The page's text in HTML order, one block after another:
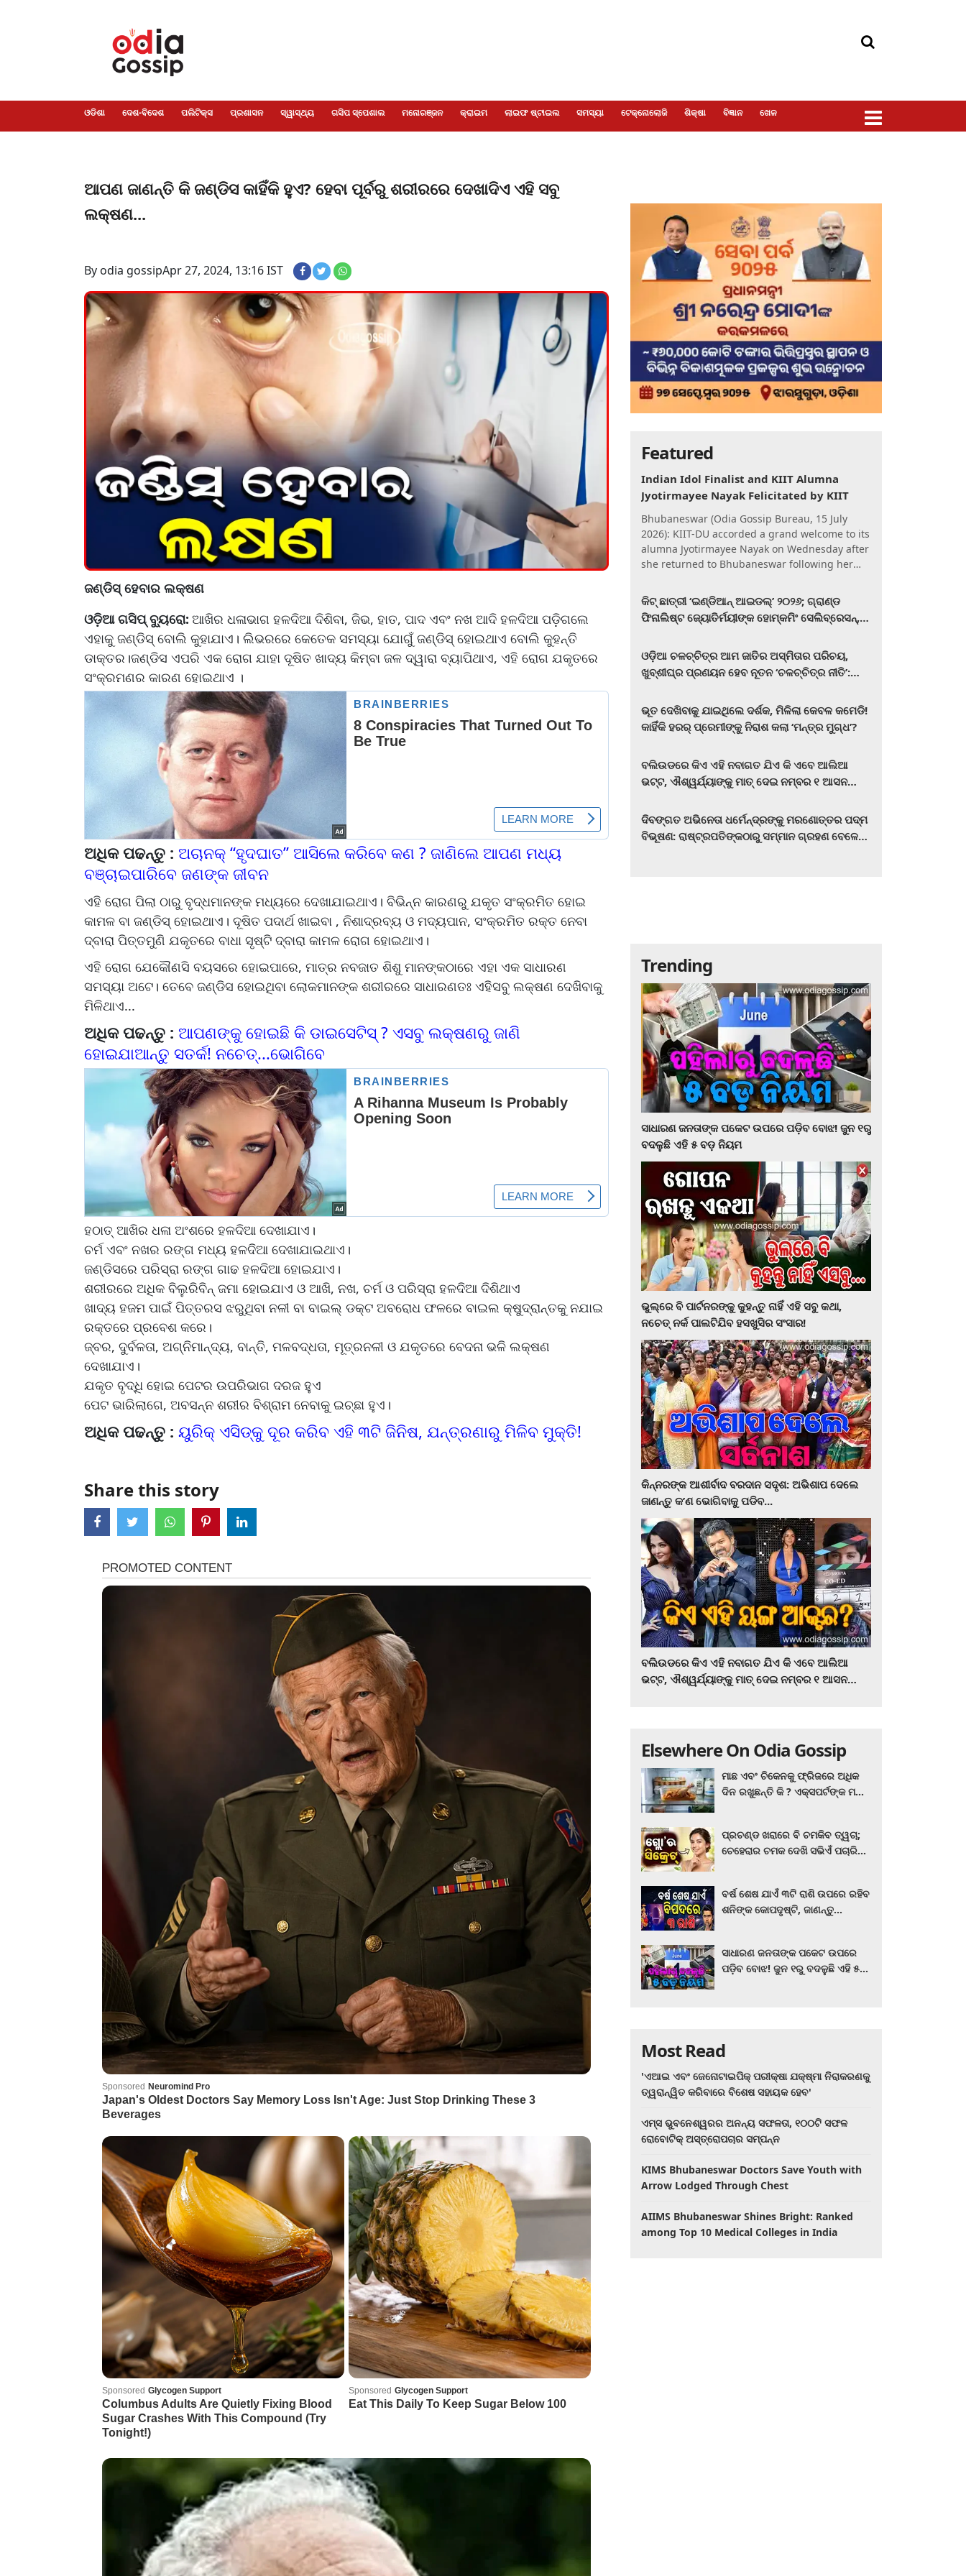
ଓଡିଶା ଦେଶ-ବିଦେଶ ପଲିଟିକ୍ସ ପ୍ରଶାସନ ସ୍ୱାସ୍ଥ୍ୟ ଗସିପ ସ୍ପେଶାଲ ମନୋରଞ୍ଜନ କ୍ରାଇମ ଲାଇଫ ଷ୍ଟାଇଲ ସମସ୍ୟା ଟେକ୍ନୋଲୋଜି ଶିକ୍ଷା ବିଜ୍ଞାନ ଖେଳ
ଆପଣ ଜାଣନ୍ତି କି ଜଣ୍ଡିସ କାହିଁକି ହୁଏ? ହେବା ପୂର୍ବରୁ ଶରୀରରେ ଦେଖାଦିଏ ଏହି ସବୁ
ଲକ୍ଷଣ...
By odia gossipApr 27, 2024, 13:16 IST
ଜଣ୍ଡିସ୍ ହେବାର ଲକ୍ଷଣ
ଓଡ଼ିଆ ଗସିପ୍ ବ୍ୟୁରୋ: ଆଖିର ଧଳାଭାଗ ହଳଦିଆ ଦିଶିବା, ଜିଭ, ହାତ, ପାଦ ଏବଂ ନଖ ଆଦି ହଳଦିଆ ପଡ଼ିଗଲେ
ଏହାକୁ ଜଣ୍ଡିସ୍ ବୋଲି କୁହାଯାଏ। ଲିଭରରେ କେତେକ ସମସ୍ୟା ଯୋଗୁଁ ଜଣ୍ଡିସ୍ ହୋଇଥାଏ ବୋଲି କୁହନ୍ତି
ଡାକ୍ତର।ଜଣ୍ଡିସ ଏପରି ଏକ ରୋଗ ଯାହା ଦୂଷିତ ଖାଦ୍ୟ କିମ୍ବା ଜଳ ଦ୍ୱାରା ବ୍ୟାପିଥାଏ, ଏହି ରୋଗ ଯକୃତରେ
ସଂକ୍ରମଣର କାରଣ ହୋଇଥାଏ ।
ଅଧିକ ପଢନ୍ତୁ : ଅଚାନକ୍ “ହୃଦଘାତ” ଆସିଲେ କରିବେ କଣ ? ଜାଣିଲେ ଆପଣ ମଧ୍ୟ
ବଞ୍ଚାଇପାରିବେ ଜଣଙ୍କ ଜୀବନ
ଏହି ରୋଗ ପିଲା ଠାରୁ ବୃଦ୍ଧମାନଙ୍କ ମଧ୍ୟରେ ଦେଖାଯାଇଥାଏ। ବିଭିନ୍ନ କାରଣରୁ ଯକୃତ ସଂକ୍ରମିତ ହୋଇ
କାମଳ ବା ଜଣ୍ଡିସ୍ ହୋଇଥାଏ। ଦୂଷିତ ପଦାର୍ଥ ଖାଇବା , ନିଶାଦ୍ରବ୍ୟ ଓ ମଦ୍ୟପାନ, ସଂକ୍ରମିତ ରକ୍ତ ନେବା
ଦ୍ବାରା ପିତ୍ତମୁଣି ଯକୃତରେ ବାଧା ସୃଷ୍ଟି ଦ୍ବାରା କାମଳ ରୋଗ ହୋଇଥାଏ।
ଏହି ରୋଗ ଯେକୌଣସି ବୟସରେ ହୋଇପାରେ, ମାତ୍ର ନବଜାତ ଶିଶୁ ମାନଙ୍କଠାରେ ଏହା ଏକ ସାଧାରଣ
ସମସ୍ୟା ଅଟେ। ତେବେ ଜଣ୍ଡିସ ହୋଇଥିବା ଲୋକମାନଙ୍କ ଶରୀରରେ ସାଧାରଣତଃ ଏହିସବୁ ଲକ୍ଷଣ ଦେଖିବାକୁ
ମିଳିଥାଏ...
ଅଧିକ ପଢନ୍ତୁ : ଆପଣଙ୍କୁ ହୋଇଛି କି ଡାଇସେଟିସ୍ ? ଏସବୁ ଲକ୍ଷଣରୁ ଜାଣି
ହୋଇଯାଆନ୍ତୁ ସତର୍କ! ନଚେତ୍...ଭୋଗିବେ
ହଠାତ୍ ଆଖିର ଧଳା ଅଂଶରେ ହଳଦିଆ ଦେଖାଯାଏ।
ଚର୍ମ ଏବଂ ନଖର ରଙ୍ଗ ମଧ୍ୟ ହଳଦିଆ ଦେଖାଯାଇଥାଏ।
ଜଣ୍ଡିସରେ ପରିସ୍ରା ରଙ୍ଗ ଗାଢ ହଳଦିଆ ହୋଇଯାଏ।
ଶରୀରରେ ଅଧିକ ବିଲୁରିବିନ୍ ଜମା ହୋଇଯାଏ ଓ ଆଖି, ନଖ, ଚର୍ମ ଓ ପରିସ୍ରା ହଳଦିଆ ଦିଶିଥାଏ
ଖାଦ୍ୟ ହଜମ ପାଇଁ ପିତ୍ତରସ ଝରୁଥିବା ନଳୀ ବା ବାଇଲ୍‌ ଡକ୍‌ଟ ଅବରୋଧ ଫଳରେ ବାଇଲ କ୍ଷୁଦ୍ରାନ୍ତକୁ ନଯାଇ
ରକ୍ତରେ ପ୍ରବେଶ କରେ।
ଜ୍ବର, ଦୁର୍ବଳତା, ଅଗ୍ନିମାନ୍ଦ୍ୟ, ବାନ୍ତି, ମଳବଦ୍ଧତା, ମୂତ୍ରନଳୀ ଓ ଯକୃତରେ ବେଦନା ଭଳି ଲକ୍ଷଣ
ଦେଖାଯାଏ।
ଯକୃତ ବୃଦ୍ଧି ହୋଇ ପେଟର ଉପରିଭାଗ ଦରଜ ହୁଏ
ପେଟ ଭାରିଲାଗେ, ଅବସନ୍ନ ଶରୀର ବିଶ୍ରାମ ନେବାକୁ ଇଚ୍ଛା ହୁଏ।
ଅଧିକ ପଢନ୍ତୁ : ୟୁରିକ୍ ଏସିଡ୍‌କୁ ଦୂର କରିବ ଏହି ୩ଟି ଜିନିଷ, ଯନ୍ତ୍ରଣାରୁ ମିଳିବ ମୁକ୍ତି!
Share this story
Featured
Indian Idol Finalist and KIIT Alumna
Jyotirmayee Nayak Felicitated by KIIT
Bhubaneswar (Odia Gossip Bureau, 15 July
2026): KIIT-DU accorded a grand welcome to its
alumna Jyotirmayee Nayak on Wednesday after
she returned to Bhubaneswar following her
କିଟ୍‍ ଛାତ୍ରୀ ‘ଇଣ୍ଡିଆନ୍ ଆଇଡଲ୍‌’ ୨୦୨୬; ଗ୍ରାଣ୍ଡ
ଫିନାଲିଷ୍ଟ ଜ୍ୟୋତିର୍ମୟୀଙ୍କ ହୋମ୍‍କମିଂ ସେଲିବ୍ରେସନ୍‍,
ଓଡ଼ିଆ ଚଳଚ୍ଚିତ୍ର ଆମ ଜାତିର ଅସ୍ମିତାର ପରିଚୟ,
ଖୁବ୍‌ଶୀଘ୍ର ପ୍ରଣୟନ ହେବ ନୂତନ ‘ଚଳଚ୍ଚିତ୍ର ନୀତି’:
ଭୂତ ଦେଖିବାକୁ ଯାଇଥିଲେ ଦର୍ଶକ, ମିଳିଲା କେବଳ କମେଡି!
କାହିଁକି ହରର୍‌ ପ୍ରେମୀଙ୍କୁ ନିରାଶ କଲା ‘ମନ୍ତ୍ର ମୁଗ୍ଧ’?
ବଲିଉଡରେ କିଏ ଏହି ନବାଗତ ଯିଏ କି ଏବେ ଆଲିଆ
ଭଟ୍ଟ, ଐଶ୍ୱର୍ଯ୍ୟାଙ୍କୁ ମାତ୍‌ ଦେଇ ନମ୍ବର ୧ ଆସନ
ଦିବଙ୍ଗତ ଅଭିନେତା ଧର୍ମେନ୍ଦ୍ରଙ୍କୁ ମରଣୋତ୍ତର ପଦ୍ମ
ବିଭୂଷଣ: ରାଷ୍ଟ୍ରପତିଙ୍କଠାରୁ ସମ୍ମାନ ଗ୍ରହଣ ବେଳେ
Trending
ସାଧାରଣ ଜନତାଙ୍କ ପକେଟ ଉପରେ ପଡ଼ିବ ବୋଝ! ଜୁନ ୧ରୁ
ବଦଳୁଛି ଏହି ୫ ବଡ଼ ନିୟମ
ଭୁଲ୍‌ରେ ବି ପାର୍ଟନରଙ୍କୁ କୁହନ୍ତୁ ନାହିଁ ଏହି ସବୁ କଥା,
ନଚେତ୍‌ ନର୍କ ପାଲଟିଯିବ ହସଖୁସିର ସଂସାର!
କିନ୍ନରଙ୍କ ଆଶୀର୍ବାଦ ବରଦାନ ସଦୃଶ: ଅଭିଶାପ ଦେଲେ
ଜାଣନ୍ତୁ କ’ଣ ଭୋଗିବାକୁ ପଡିବ...
ବଲିଉଡରେ କିଏ ଏହି ନବାଗତ ଯିଏ କି ଏବେ ଆଲିଆ
ଭଟ୍ଟ, ଐଶ୍ୱର୍ଯ୍ୟାଙ୍କୁ ମାତ୍‌ ଦେଇ ନମ୍ବର ୧ ଆସନ
Elsewhere On Odia Gossip
ମାଛ ଏବଂ ଚିକେନକୁ ଫ୍ରିଜରେ ଅଧିକ
ଦିନ ରଖୁଛନ୍ତି କି ? ଏକ୍ସପର୍ଟଙ୍କ ମତ
ପ୍ରଚଣ୍ଡ ଖରାରେ ବି ଚମକିବ ତ୍ୱଚା;
ଚେହେରାର ଚମକ ଦେଖି ସଭିଏଁ ପଚାରିବେ
ବର୍ଷ ଶେଷ ଯାଏଁ ୩ଟି ରାଶି ଉପରେ ରହିବ
ଶନିଙ୍କ କୋପଦୃଷ୍ଟି, ଜାଣନ୍ତୁ
ସାଧାରଣ ଜନତାଙ୍କ ପକେଟ ଉପରେ
ପଡ଼ିବ ବୋଝ! ଜୁନ ୧ରୁ ବଦଳୁଛି ଏହି ୫
Most Read
'ଏଆଇ ଏବଂ ଜେନୋଟାଇପିକ୍ ପରୀକ୍ଷା ଯକ୍ଷ୍ମା ନିରାକରଣକୁ
ତ୍ୱରାନ୍ୱିତ କରିବାରେ ବିଶେଷ ସହାୟକ ହେବ'
ଏମ୍ସ ଭୁବନେଶ୍ୱରର ଅନନ୍ୟ ସଫଳତା, ୧୦୦ଟି ସଫଳ
ରୋବୋଟିକ୍ ଅସ୍ତ୍ରୋପଚାର ସମ୍ପନ୍ନ
KIMS Bhubaneswar Doctors Save Youth with
Arrow Lodged Through Chest
AIIMS Bhubaneswar Shines Bright: Ranked
among Top 10 Medical Colleges in India